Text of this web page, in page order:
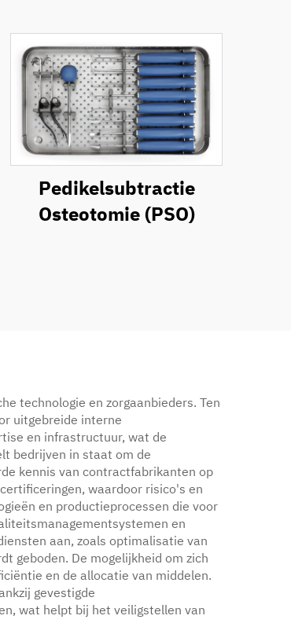
Pedikelsubtractie
Osteotomie (PSO)
technologie en zorgaanbieders. Ten
uitgebreide interne
en infrastructuur, wat de
bedrijven in staat om de
kennis van contractfabrikanten op
waardoor risico's en
en productieprocessen die voor
en
aan, zoals optimalisatie van
geboden. De mogelijkheid om zich
en de allocatie van middelen.
gevestigde
wat helpt bij het veiligstellen van